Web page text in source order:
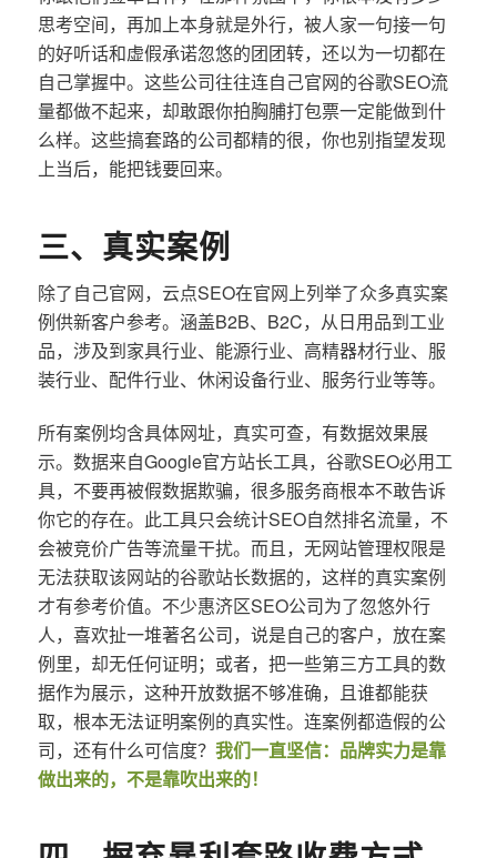
思考空间，再加上本身就是外行，被人家一句接一句
的好听话和虚假承诺忽悠的团团转，还以为一切都在
自己掌握中。这些公司往往连自己官网的谷歌SEO流
量都做不起来，却敢跟你拍胸脯打包票一定能做到什
么样。这些搞套路的公司都精的很，你也别指望发现
上当后，能把钱要回来。
三、真实案例
除了自己官网，云点SEO在官网上列举了众多真实案
例供新客户参考。涵盖B2B、B2C，从日用品到工业
品，涉及到家具行业、能源行业、高精器材行业、服
装行业、配件行业、休闲设备行业、服务行业等等。
所有案例均含具体网址，真实可查，有数据效果展
示。数据来自Google官方站长工具，谷歌SEO必用工
具，不要再被假数据欺骗，很多服务商根本不敢告诉
你它的存在。此工具只会统计SEO自然排名流量，不
会被竞价广告等流量干扰。而且，无网站管理权限是
无法获取该网站的谷歌站长数据的，这样的真实案例
才有参考价值。不少惠济区SEO公司为了忽悠外行
人，喜欢扯一堆著名公司，说是自己的客户，放在案
例里，却无任何证明；或者，把一些第三方工具的数
据作为展示，这种开放数据不够准确，且谁都能获
取，根本无法证明案例的真实性。连案例都造假的公
司，还有什么可信度？ 我们一直坚信：品牌实力是靠
做出来的，不是靠吹出来的！